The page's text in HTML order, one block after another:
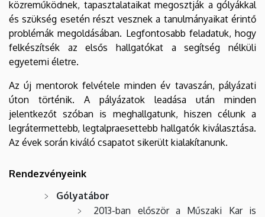
közreműködnek, tapasztalataikat megosztják a gólyákkal
és szükség esetén részt vesznek a tanulmányaikat érintő
problémák megoldásában. Legfontosabb feladatuk, hogy
felkészítsék az elsős hallgatókat a segítség nélküli
egyetemi életre.
Az új mentorok felvétele minden év tavaszán, pályázati
úton történik. A pályázatok leadása után minden
jelentkezőt szóban is meghallgatunk, hiszen célunk a
legrátermettebb, legtalpraesettebb hallgatók kiválasztása.
Az évek során kiváló csapatot sikerült kialakítanunk.
Rendezvényeink
Gólyatábor
2013-ban először a Műszaki Kar is